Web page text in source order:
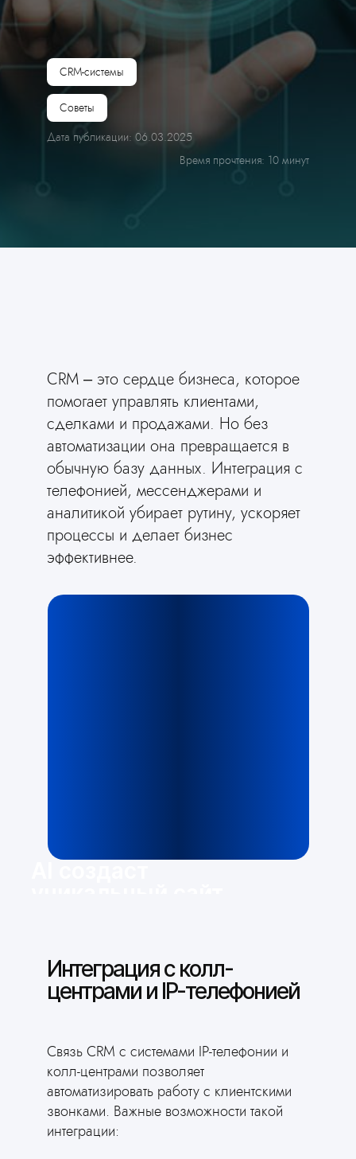
CRM-cистемы
Советы
Дата публикации: 06.03.2025
Время прочтения: 10 минут
CRM – это сердце бизнеса, которое
помогает управлять клиентами,
сделками и продажами. Но без
автоматизации она превращается в
обычную базу данных. Интеграция с
телефонией, мессенджерами и
аналитикой убирает рутину, ускоряет
процессы и делает бизнес
эффективнее.
сферы деятельности
Сгенерировать сайт
Интеграция с колл-
центрами и IP-телефонией
Связь CRM с системами IP-телефонии и
колл-центрами позволяет
автоматизировать работу с клиентскими
звонками. Важные возможности такой
интеграции: